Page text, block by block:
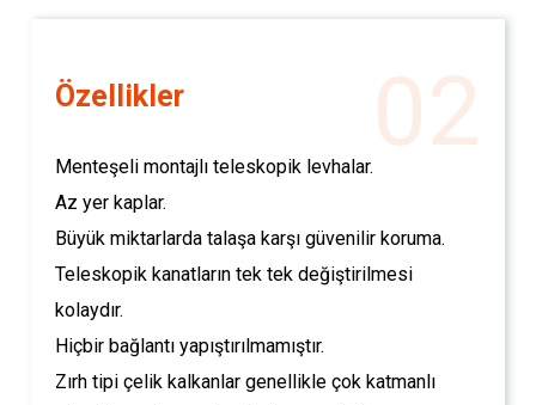
02
Özellikler
Menteşeli montajlı teleskopik levhalar.
Az yer kaplar.
Büyük miktarlarda talaşa karşı güvenilir koruma.
Teleskopik kanatların tek tek değiştirilmesi
kolaydır.
Hiçbir bağlantı yapıştırılmamıştır.
Zırh tipi çelik kalkanlar genellikle çok katmanlı